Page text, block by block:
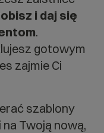
i daj się
.
gotowym
zajmie Ci
szablony
Twoją nową,